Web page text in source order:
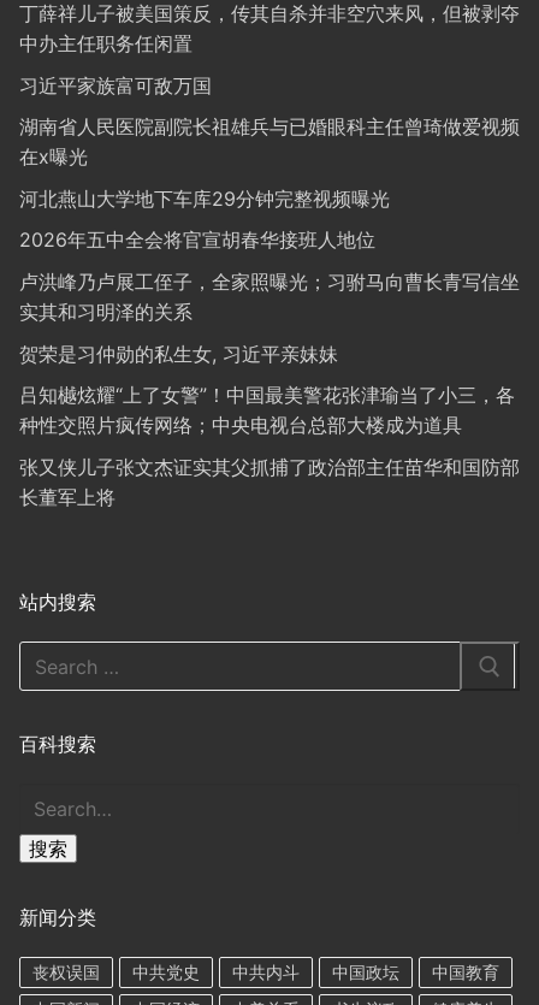
丁薛祥儿子被美国策反，传其自杀并非空穴来风，但被剥夺
中办主任职务任闲置
习近平家族富可敌万国
湖南省人民医院副院长祖雄兵与已婚眼科主任曾琦做爱视频
在x曝光
河北燕山大学地下车库29分钟完整视频曝光
2026年五中全会将官宣胡春华接班人地位
卢洪峰乃卢展工侄子，全家照曝光；习驸马向曹长青写信坐
实其和习明泽的关系
贺荣是习仲勋的私生女, 习近平亲妹妹
吕知樾炫耀“上了女警”！中国最美警花张津瑜当了小三，各
种性交照片疯传网络；中央电视台总部大楼成为道具
张又侠儿子张文杰证实其父抓捕了政治部主任苗华和国防部
长董军上将
站内搜索
Search
for:
百科搜索
搜
搜索
新闻分类
丧权误国 中共党史 中共内斗 中国政坛
中国教育